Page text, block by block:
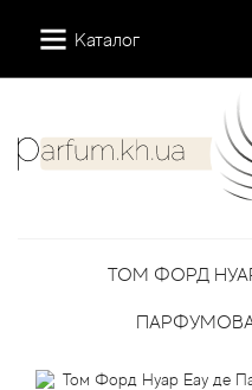
Каталог
ТОМ ФОРД
12 Parfumeurs Francais
Про нас
Мій аккаунт